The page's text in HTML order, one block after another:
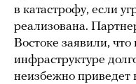
в катастрофу, если
реализована.
Востоке заявили,
инфраструктуре
неизбежно